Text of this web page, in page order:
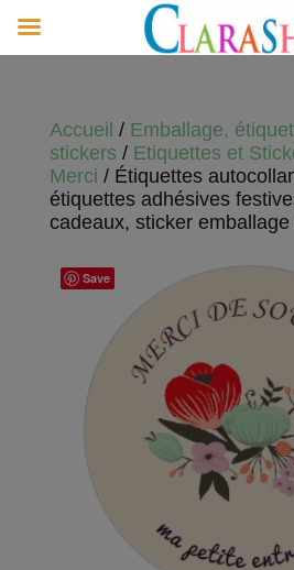
Accueil / Emballage,
stickers / Etiquettes et
Merci / Étiquettes
étiquettes adhésives
cadeaux, sticker
Save